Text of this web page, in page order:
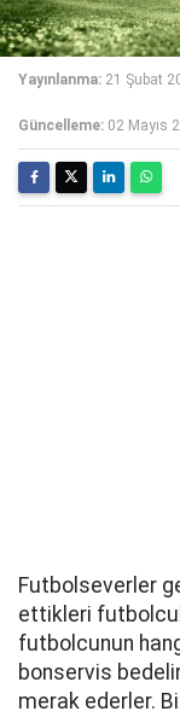
Yayınlanma: 21 Şubat
Güncelleme: 02 Mayıs
Futbolseverler
ettikleri
futbolcunun hangi
bonservis
merak ederler.